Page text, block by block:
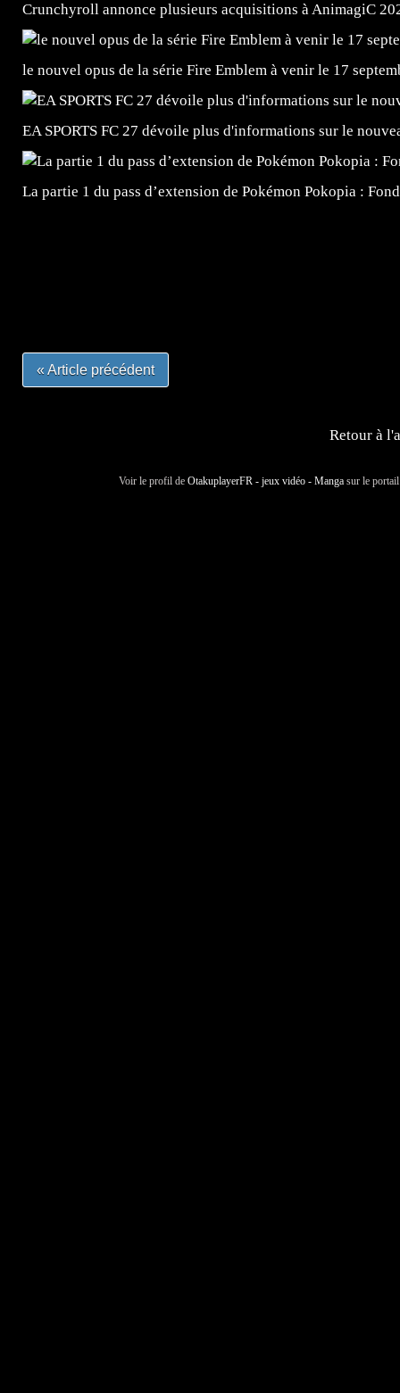
Crunchyroll annonce plusieurs acquisitions à AnimagiC
le nouvel opus de la série Fire Emblem à venir le 17
EA SPORTS FC 27 dévoile plus d'informations sur le
La partie 1 du pass d’extension de Pokémon Pokopia :
« Article précédent
Retour à
Voir le profil de OtakuplayerFR - jeux vidéo - Manga sur le